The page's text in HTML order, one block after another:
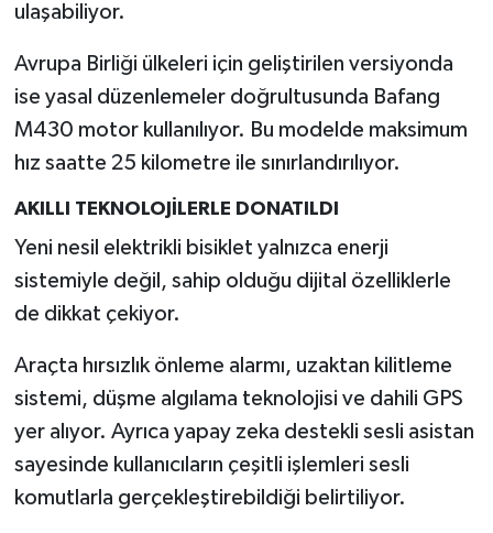
ulaşabiliyor.
Avrupa Birliği ülkeleri için geliştirilen versiyonda
ise yasal düzenlemeler doğrultusunda Bafang
M430 motor kullanılıyor. Bu modelde maksimum
hız saatte 25 kilometre ile sınırlandırılıyor.
AKILLI TEKNOLOJİLERLE DONATILDI
Yeni nesil elektrikli bisiklet yalnızca enerji
sistemiyle değil, sahip olduğu dijital özelliklerle
de dikkat çekiyor.
Araçta hırsızlık önleme alarmı, uzaktan kilitleme
sistemi, düşme algılama teknolojisi ve dahili GPS
yer alıyor. Ayrıca yapay zeka destekli sesli asistan
sayesinde kullanıcıların çeşitli işlemleri sesli
komutlarla gerçekleştirebildiği belirtiliyor.